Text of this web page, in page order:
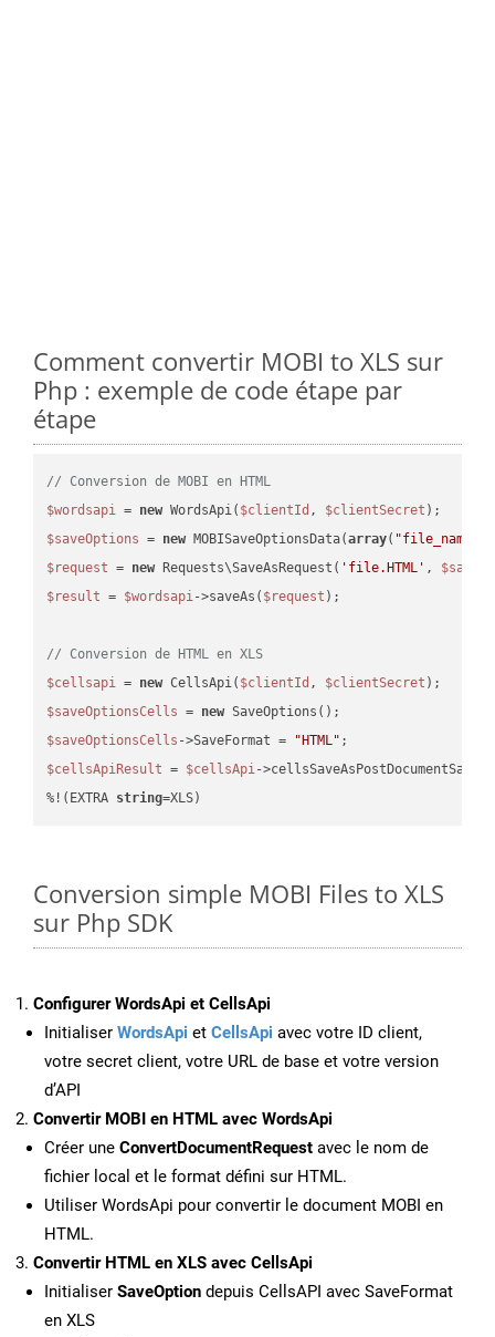
Comment convertir MOBI to XLS sur
Php : exemple de code étape par
étape
// Conversion de MOBI en HTML
$wordsapi = new WordsApi( $clientId , $clientSecret
$saveOptions = new MOBISaveOptionsData(array( "file_name"
$request = new Requests\SaveAsRequest( 'file.HTML' ,
$result = $wordsapi->saveAs( $request );
// Conversion de HTML en XLS
$cellsapi = new CellsApi( $clientId , $clientSecret
$saveOptionsCells = new
$saveOptionsCells ->SaveFormat = "HTML"
$cellsApiResult = $cellsApi-
%!(EXTRA string=XLS)
Conversion simple MOBI Files to XLS
sur Php SDK
Configurer WordsApi et CellsApi
Initialiser WordsApi et CellsApi avec votre ID client,
votre secret client, votre URL de base et votre version
d’API
Convertir MOBI en HTML avec WordsApi
Créer une ConvertDocumentRequest avec le nom de
fichier local et le format défini sur HTML.
Utiliser WordsApi pour convertir le document MOBI en
HTML.
Convertir HTML en XLS avec CellsApi
Initialiser SaveOption depuis CellsAPI avec SaveFormat
en XLS